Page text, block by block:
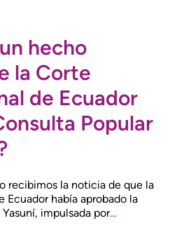
hecho
la Corte
de Ecuador
Popular
recibimos la noticia de que la
había aprobado la
impulsada por…